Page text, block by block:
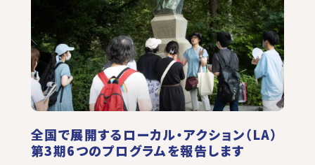
全国で展開するローカル・アクション（LA）
第3期6つのプログラムを報告します